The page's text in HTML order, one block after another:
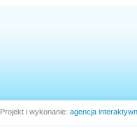
Projekt i wykonanie: agencja